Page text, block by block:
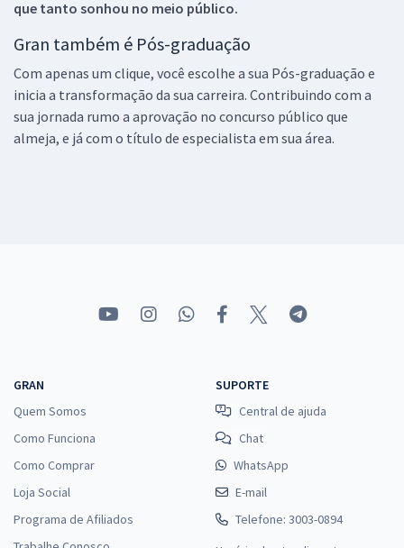
que tanto sonhou no meio público.
Gran também é Pós-graduação
Com apenas um clique, você escolhe a sua Pós-graduação e
inicia a transformação da sua carreira. Contribuindo com a
sua jornada rumo a aprovação no concurso público que
almeja, e já com o título de especialista em sua área.
GRAN
Quem Somos
Como Funciona
Como Comprar
Loja Social
Programa de Afiliados
SUPORTE
Central de ajuda
Chat
WhatsApp
E-mail
Telefone: 3003-0894